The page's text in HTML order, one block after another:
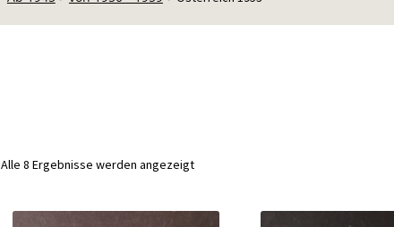
Alle 8 Ergebnisse werden angezeigtNach